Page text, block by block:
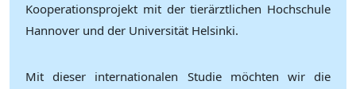
Kooperationsprojekt mit der tierärztlichen Hochschule
Hannover und der Universität Helsinki.
Mit dieser internationalen Studie möchten wir die